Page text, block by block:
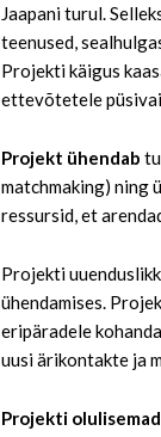
Jaapani turul.
teenused,
Projekti käigus
ettevõtetele
Projekt ühendab
matchmaking) ning
ressursid, et
Projekti
ühendamises.
eripäradele
uusi ärikontakte ja
Projekti